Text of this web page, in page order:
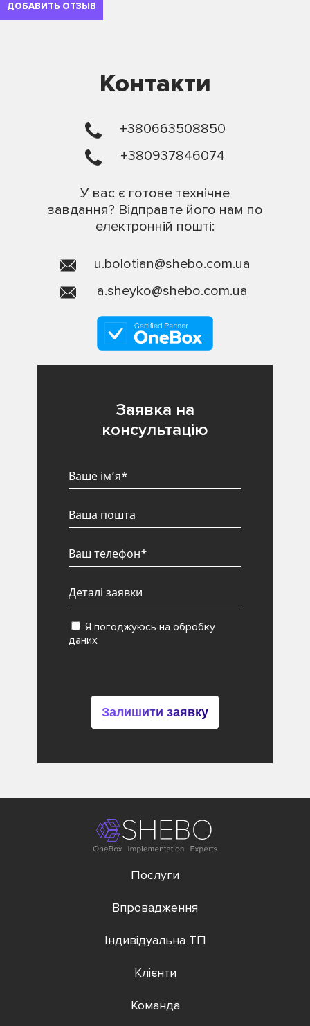
ДОБАВИТЬ ОТЗЫВ
Контакти
+380663508850
+380937846074
У вас є готове технічне
завдання? Відправте його нам по
електронній пошті:
u.bolotian@shebo.com.ua
a.sheyko@shebo.com.ua
Заявка на
консультацію
Я погоджуюсь на обробку
даних
Залишити заявку
Послуги
Впровадження
Індивідуальна ТП
Клієнти
Команда